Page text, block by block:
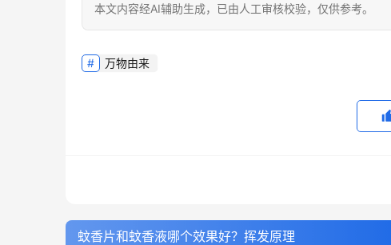
本文内容经AI辅助生成，已由人工审核校验，仅供参考。
万物由来
蚊香片和蚊香液哪个效果好？挥发原理